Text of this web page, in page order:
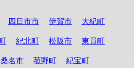
四日市市 伊賀市 大紀町
紀北町 松阪市 東員町
桑名市 菰野町 紀宝町